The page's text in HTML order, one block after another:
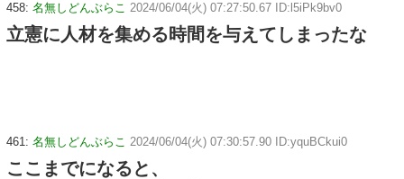
458: 名無しどんぶらこ 2024/06/04(火) 07:27:50.67 ID:l5iPk9bv0
立憲に人材を集める時間を与えてしまったな
461: 名無しどんぶらこ 2024/06/04(火) 07:30:57.90 ID:yquBCkui0
ここまでになると、